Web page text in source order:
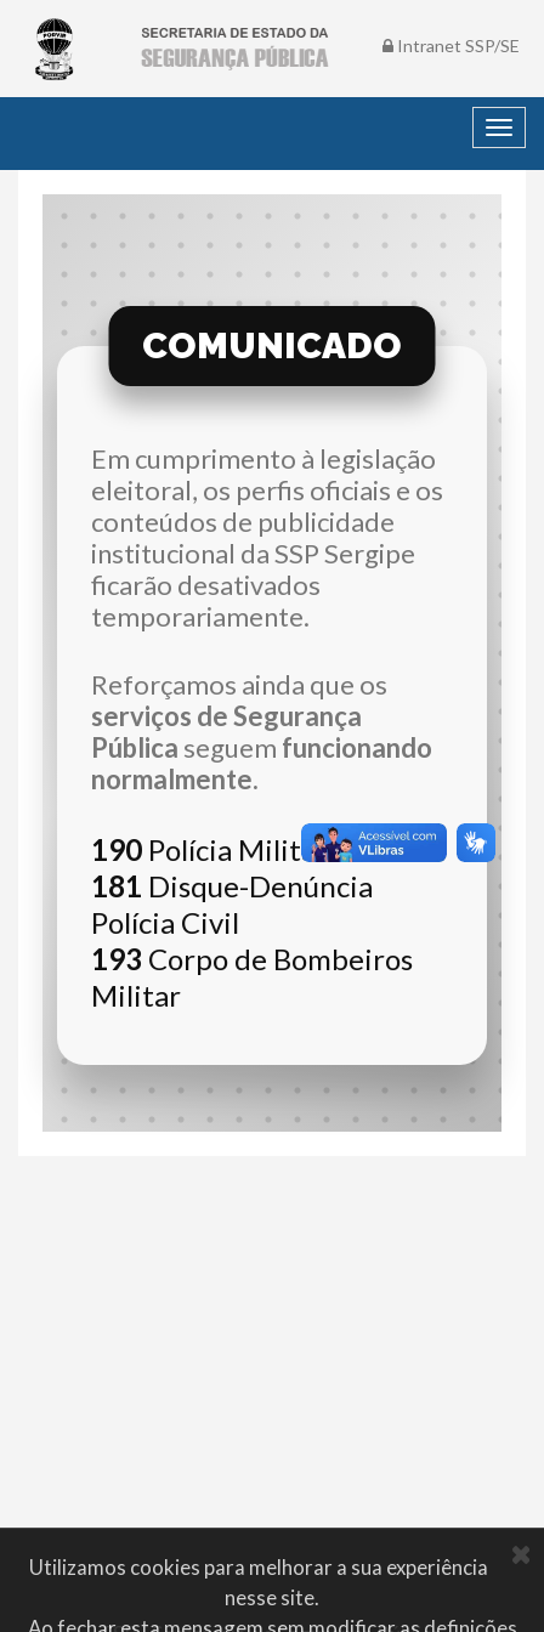
Intranet SSP/SE
COMUNICADO
Em cumprimento à legislação
eleitoral, os perfis oficiais e os
conteúdos de publicidade
institucional da SSP Sergipe
ficarão desativados
temporariamente.
Reforçamos ainda que os
serviços de Segurança
Pública seguem funcionando
normalmente.
190 Polícia Militar
181 Disque-Denúncia
Polícia Civil
193 Corpo de Bombeiros
Militar
Utilizamos cookies para melhorar a sua experiência
nesse site.